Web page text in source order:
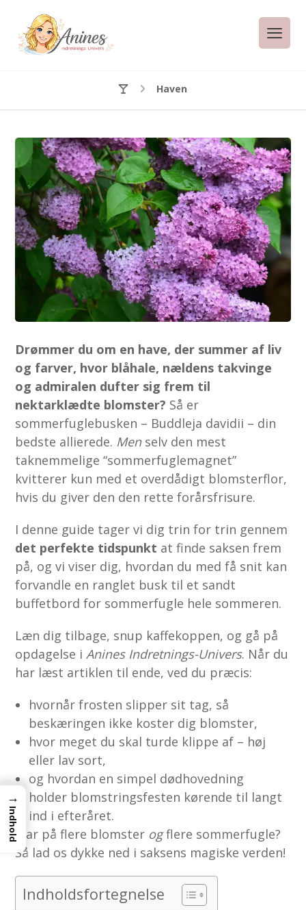
Haven
Drømmer du om en have, der summer af liv
og farver, hvor blåhale, nældens takvinge
og admiralen dufter sig frem til
nektarklædte blomster? Så er
sommerfuglebusken – Buddleja davidii – din
bedste allierede. Menselv den mest
taknemmelige “sommerfuglemagnet”
kvitterer kun med et overdådigt blomsterflor,
hvis du giver den den rette forårsfrisure.
I denne guide tager vi dig trin for trin gennem
det perfekte tidspunkt at finde saksen frem
på, og vi viser dig, hvordan du med få snit kan
forvandle en ranglet busk til et sandt
buffetbord for sommerfugle hele sommeren.
Læn dig tilbage, snup kaffekoppen, og gå på
opdagelse i Anines Indretnings-Univers. Når du
har læst artiklen til ende, ved du præcis:
hvornår frosten slipper sit tag, så
beskæringen ikke koster dig blomster,
hvor meget du skal turde klippe af – høj
eller lav sort,
og hvordan en simpel dødhovedning
holder blomstringsfesten kørende til langt
ind i efteråret.
Klar på flere blomster ogflere sommerfugle?
Så lad os dykke ned i saksens magiske verden!
Indholdsfortegnelse
→
Indhold